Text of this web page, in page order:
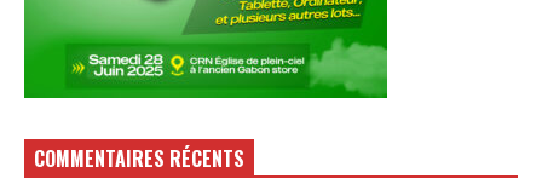
COMMENTAIRES RÉCENTS